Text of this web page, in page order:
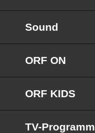
Sound
ORF ON
ORF KIDS
TV-Programm